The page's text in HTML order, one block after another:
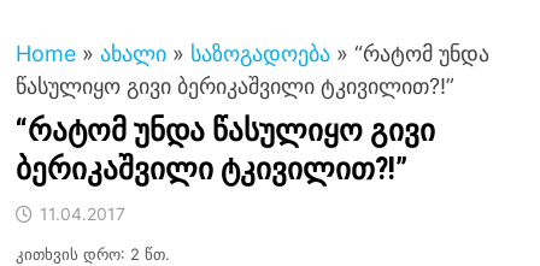
Home » ახალი » საზოგადოება » “რატომ უნდა
წასულიყო გივი ბერიკაშვილი ტკივილით?!”
“რატომ უნდა წასულიყო გივი
ბერიკაშვილი ტკივილით?!”
11.04.2017
კითხვის დრო: 2 წთ.